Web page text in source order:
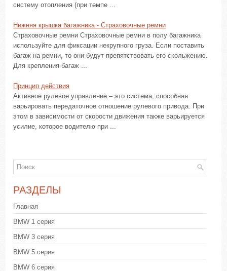
систему отопления (при темпе ...
Нижняя крышка багажника - Страховочные ремни
Страховочные ремни Страховочные ремни в полу багажника
используйте для фиксации некрупного груза. Если поставить
багаж на ремни, то они будут препятствовать его скольжению.
Для крепления багаж ...
Принцип действия
Активное рулевое управление – это система, способная
варьировать передаточное отношение рулевого привода. При
этом в зависимости от скорости движения также варьируется
усилие, которое водителю при ...
РАЗДЕЛЫ
Главная
BMW 1 серия
BMW 3 серия
BMW 5 серия
BMW 6 серия